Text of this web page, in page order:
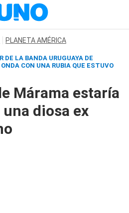
PLANETA AMÉRICA
LA BANDA URUGUAYA DE
CON UNA RUBIA QUE ESTUVO
Márama estaría
diosa ex